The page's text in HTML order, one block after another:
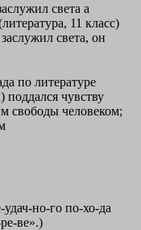
света а
11 класс)
света, он
по литературе
чувству
свободы человеком;
но-го по-хо-да
ве».)